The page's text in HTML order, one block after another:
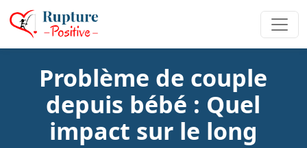
Problème de couple
depuis bébé : Quel
impact sur le long